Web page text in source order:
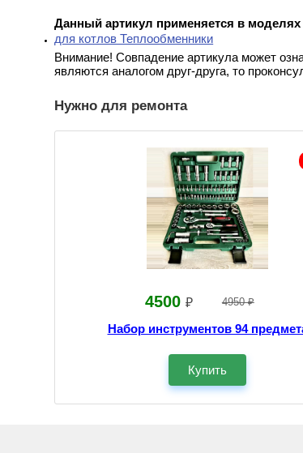
Данный артикул применяется в моделях
для котлов Теплообменники
Внимание! Совпадение артикула может
являются аналогом друг-друга, то
Нужно для ремонта
4500₽ 4950 ₽
Набор инструментов 94
Купить